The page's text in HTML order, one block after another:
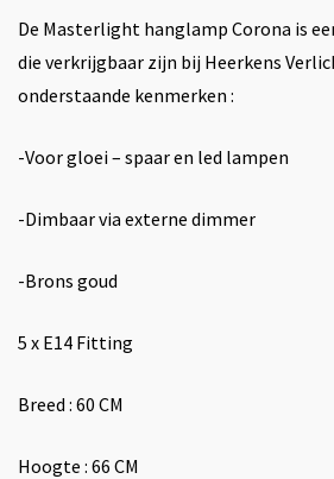
De Masterlight hanglamp Corona is
die verkrijgbaar zijn bij Heerkens
onderstaande kenmerken :
-Voor gloei – spaar en led lampen
-Dimbaar via externe dimmer
-Brons goud
5 x E14 Fitting
Breed : 60 CM
Hoogte : 66 CM